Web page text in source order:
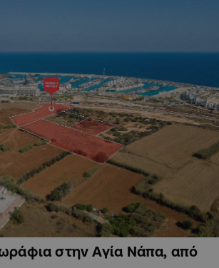
στην Αγία Νάπα, από